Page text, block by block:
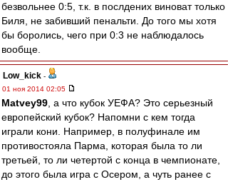
безвольнее 0:5, т.к. в послдених виноват только
Биля, не забивший пенальти. До того мы хотя
бы боролись, чего при 0:3 не наблюдалось
вообще.
Low_kick -
01 ноя 2014 02:05
Matvey99 , а что кубок УЕФА? Это серьезный
европейский кубок? Напомни с кем тогда
играли кони. Например, в полуфинале им
противостояла Парма, которая была то ли
третьей, то ли четертой с конца в чемпионате,
до этого была игра с Осером, а чуть ранее с